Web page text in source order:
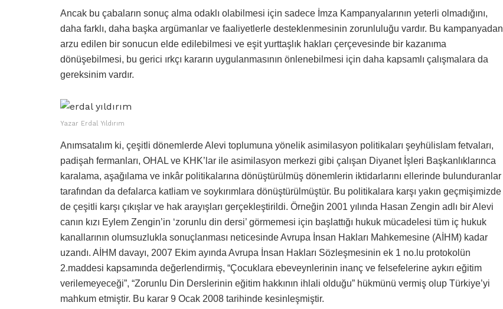
Ancak bu çabaların sonuç alma odaklı olabilmesi için sadece İmza Kampanyalarının yeterli olmadığını,
daha farklı, daha başka argümanlar ve faaliyetlerle desteklenmesinin zorunluluğu vardır. Bu kampanyadan
arzu edilen bir sonucun elde edilebilmesi ve eşit yurttaşlık hakları çerçevesinde bir kazanıma
dönüşebilmesi, bu gerici ırkçı kararın uygulanmasının önlenebilmesi için daha kapsamlı çalışmalara da
gereksinim vardır.
Yazar Erdal Yıldırım
Anımsatalım ki, çeşitli dönemlerde Alevi toplumuna yönelik asimilasyon politikaları şeyhülislam fetvaları,
padişah fermanları, OHAL ve KHK’lar ile asimilasyon merkezi gibi çalışan Diyanet İşleri Başkanlıklarınca
karalama, aşağılama ve inkâr politikalarına dönüştürülmüş dönemlerin iktidarlarını ellerinde bulunduranlar
tarafından da defalarca katliam ve soykırımlara dönüştürülmüştür. Bu politikalara karşı yakın geçmişimizde
de çeşitli karşı çıkışlar ve hak arayışları gerçekleştirildi. Örneğin 2001 yılında Hasan Zengin adlı bir Alevi
canın kızı Eylem Zengin’in ‘zorunlu din dersi’ görmemesi için başlattığı hukuk mücadelesi tüm iç hukuk
kanallarının olumsuzlukla sonuçlanması neticesinde Avrupa İnsan Hakları Mahkemesine (AİHM) kadar
uzandı. AİHM davayı, 2007 Ekim ayında Avrupa İnsan Hakları Sözleşmesinin ek 1 no.lu protokolün
2.maddesi kapsamında değerlendirmiş, “Çocuklara ebeveynlerinin inanç ve felsefelerine aykırı eğitim
verilemeyeceği”, “Zorunlu Din Derslerinin eğitim hakkının ihlali olduğu” hükmünü vermiş olup Türkiye’yi
mahkum etmiştir. Bu karar 9 Ocak 2008 tarihinde kesinleşmiştir.